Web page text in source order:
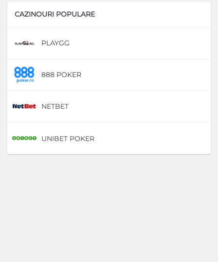
CAZINOURI POPULARE
PLAYGG
888 POKER
NETBET
UNIBET POKER